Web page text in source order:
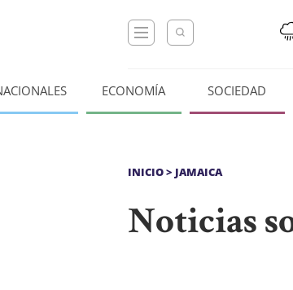
ECONOMÍA SOCIEDAD
INICIO> JAMAICA
Noticias